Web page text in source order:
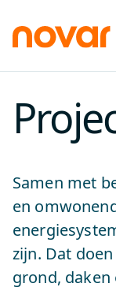
Samen met
en
zijn. Dat
grond, daken